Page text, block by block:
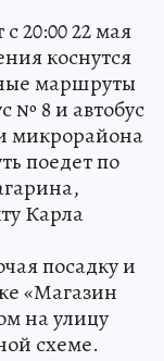
20:00 22 мая
коснутся
маршруты
№ 8 и автобус
микрорайона
поедет по
Карла
посадку и
«Магазин
на улицу
схеме.